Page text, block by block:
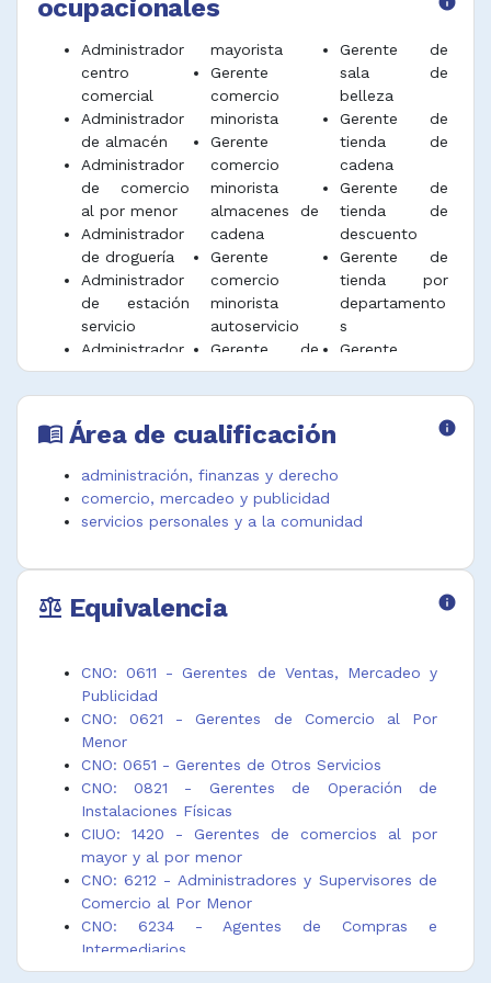
clientes y resolver problemas.
Desempeñar funciones afines.
ocupacionales
Administrador
centro
comercial
Administrador
de almacén
Administrador
de comercio
al por menor
Administrador
de droguería
Administrador
de estación
servicio
Administrador
de negocio
comercio al
por menor
Administrador
Administrador
de sala de
de sucursal de
almacenes de
Administrador
de
supermercado
Administrador
general de
centro
comercial
Anticuarista
Comerciante
Comerciante
de
antigüedades
Galerista
Gerente
mayorista
Gerente
comercio
minorista
Gerente
comercio
minorista
almacenes de
cadena
Gerente
comercio
minorista
autoservicio
Gerente de
almacén por
departamento
Gerente de
comercial
Gerente de
comercializaci
Gerente de
Gerente de
Gerente de
de comercio
al por mayor
Gerente de
departamento
de comercio
minorista
Gerente de
estación de
Gerente de
Gerente de
sala de
belleza
Gerente de
tienda de
cadena
Gerente de
tienda de
descuento
Gerente de
tienda por
departamento
s
Gerente
general de
tienda
general de
cliente
por menor
supermercado
Jefe de
almacén de
Jefe ventas
por mayor
arte
menu_book Área de cualificación info
administración, finanzas y derecho
comercio, mercadeo y publicidad
servicios personales y a la comunidad
balance Equivalencia info
CNO: 0611 - Gerentes de Ventas, Mercadeo y
Publicidad
CNO: 0621 - Gerentes de Comercio al Por
Menor
CNO: 0651 - Gerentes de Otros Servicios
CNO: 0821 - Gerentes de Operación de
Instalaciones Físicas
CIUO: 1420 - Gerentes de comercios al por
mayor y al por menor
CNO: 6212 - Administradores y Supervisores de
Comercio al Por Menor
CNO: 6234 - Agentes de Compras e
Intermediarios
CNO: 6311 - Vendedores de Ventas no Técnicas